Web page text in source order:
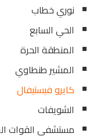
نوري خطاب
الحي السابع
المنطقة الحرة
المشير طنطاوي
كايرو فيستيفال
الشويفات
مستشفى القوات